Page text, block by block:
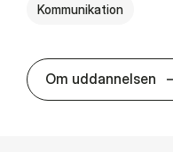
Kommunikation
Om uddannelsen